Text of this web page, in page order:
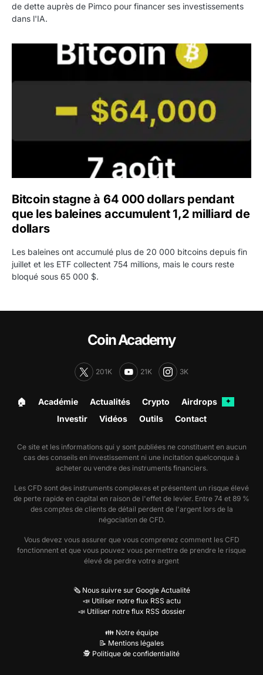
de dette auprès de Pimco pour financer ses investissements
dans l'IA.
Bitcoin stagne à 64 000 dollars pendant que les
Bitcoin stagne à 64 000 dollars pendant
que les baleines accumulent 1,2 milliard de
dollars
Les baleines ont accumulé plus de 20 000 bitcoins depuis fin
juillet et les ETF collectent 754 millions, mais le cours reste
bloqué sous 65 000 $.
Coin Academy
201K 21K 3K
🏠︎ Académie Actualités Crypto Airdrops ✦
Investir Vidéos Outils Contact
Ce site et les informations qui y sont publiées ne constituent en aucun
cas des conseils en investissement ni une incitation quelconque à
acheter ou vendre des instruments financiers.
Les CFD sont des instruments complexes et présentent un risque élevé
de perte rapide en capital en raison de l'effet de levier. Entre 74 et 89 %
des comptes de clients de détail perdent de l'argent lors de la
négociation de CFD.
Vous devez vous assurer que vous comprenez comment les CFD
fonctionnent et que vous pouvez vous permettre de prendre le risque
élevé de perdre votre argent
🗞️ Nous suivre sur Google Actualité
📣 Utiliser notre flux RSS actu
📣 Utiliser notre flux RSS dossier
👪 Notre équipe
📝 Mentions légales
🕵️ Politique de confidentialité